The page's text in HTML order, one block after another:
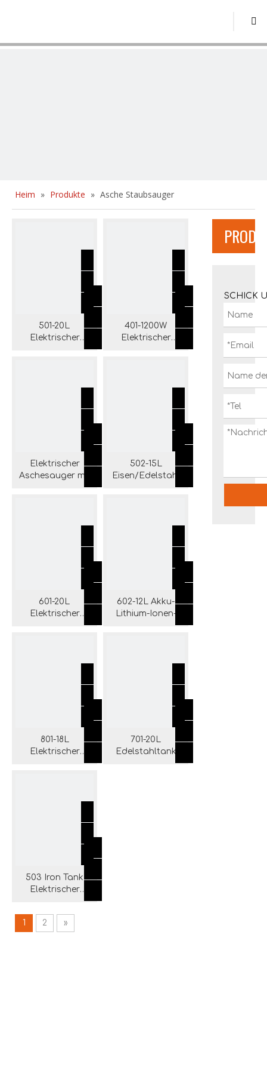
Heim » Produkte » Asche Staubsauger
501-20L
Elektrischer
Aschesauger mit
401-1200W
Elektrischer
Aschesauger mit
Elektrischer
Aschesauger mit
502-15L
Eisen/Edelstahl
Tank Elektrischer
601-20L
Elektrischer
Aschesauger mit
602-12L Akku-
Lithium-Ionen-
Aschesauger für
801-18L
Elektrischer
Aschesauger mit
701-20L
Edelstahltank
503 Iron Tank
Elektrischer
Aschesauger für
Kamingrill
1
2 »
SCHICK